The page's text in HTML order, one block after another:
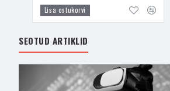
Lisa ostukorvi
SEOTUD ARTIKLID